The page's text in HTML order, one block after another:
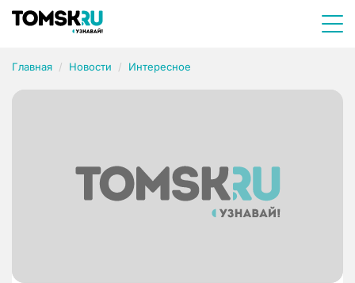
Главная Новости Интересное